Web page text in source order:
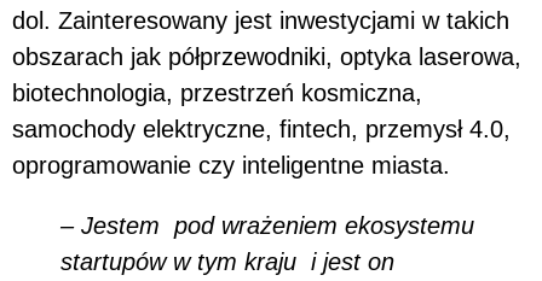
dol. Zainteresowany jest inwestycjami w takich
obszarach jak półprzewodniki, optyka laserowa,
biotechnologia, przestrzeń kosmiczna,
samochody elektryczne, fintech, przemysł 4.0,
oprogramowanie czy inteligentne miasta.
– Jestem pod wrażeniem ekosystemu
startupów w tym kraju i jest on